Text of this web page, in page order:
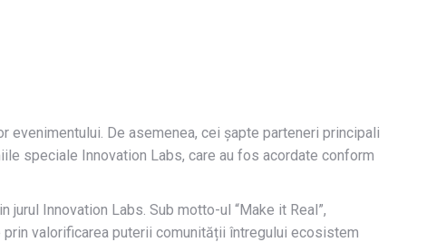
De asemenea, cei șapte parteneri principali
speciale Innovation Labs, care au fos acordate conform
Innovation Labs. Sub motto-ul “Make it Real”,
valorificarea puterii comunității întregului ecosistem